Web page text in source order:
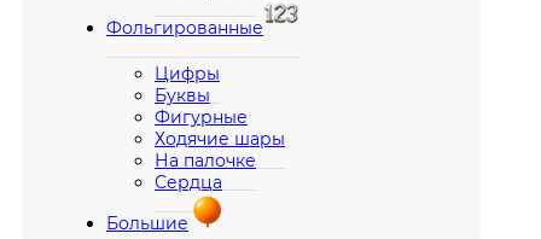
Фольгированные
Цифры
Буквы
Фигурные
Ходячие шары
На палочке
Сердца
Большие